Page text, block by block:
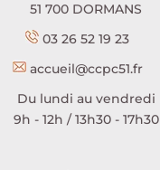
51 700 DORMANS
03 26 52 19 23
accueil@ccpc51.fr
Du lundi au vendredi
9h - 12h / 13h30 - 17h30